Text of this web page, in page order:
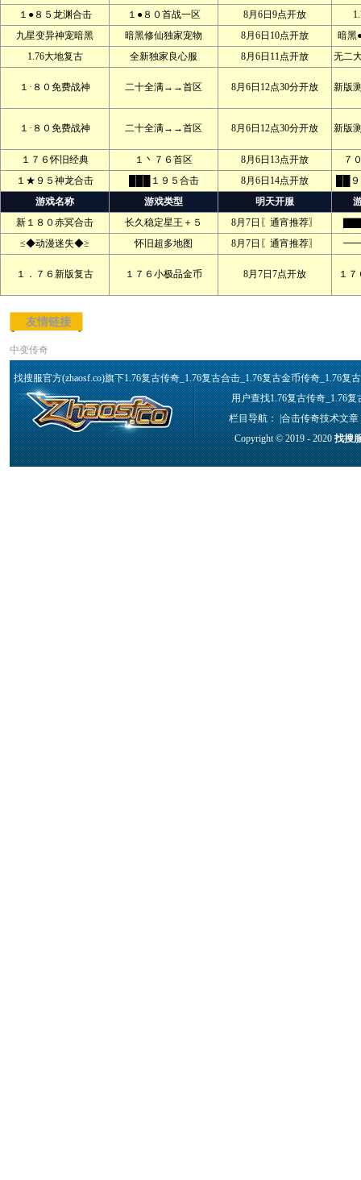
１●８５龙渊合击
１●８０首战一区 8月6日9点开放
九星变异神宠暗黑
暗黑修仙独家宠物 8月6日10点开放
暗黑
1.76大地复古
全新独家良心服 8月6日11点开放 无二
１·８０免费战神 二十全满→→首区 8月6日12点30分开放 新版
１·８０免费战神 二十全满→→首区 8月6日12点30分开放 新版
１７６怀旧经典 １丶７６首区 8月6日13点开放
７
１★９５神龙合击
███１９５合击 8月6日14点开放
██
游戏名称
游戏类型 明天开服
新１８０赤冥合击
长久稳定星王＋５ 8月7日〖通宵推荐〗
≤◆动漫迷失◆≥
怀旧超多地图 8月7日〖通宵推荐〗 ━━
１．７６新版复古 １７６小极品金币 8月7日7点开放 １
友情链接
中变传奇
找搜服官方(zhaosf.co)旗下1.76复古传奇_1.76复古合击_1.76复古金币传奇_1.76
用户查找1.76复古传奇_1.76
栏目导航： |合击传奇技术文章
Copyright © 2019 - 2020找搜